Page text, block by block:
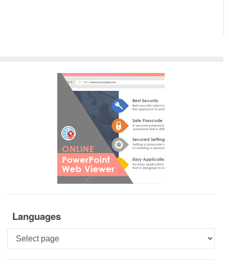
Languages
Languages